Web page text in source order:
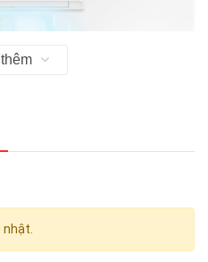
họa
nhanh chóng
nhật.